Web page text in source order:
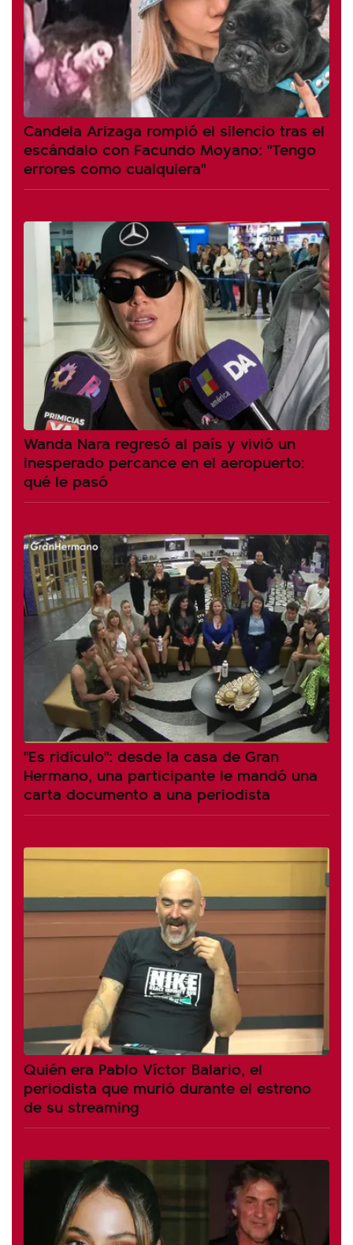
Candela Arizaga rompió el silencio tras el
escándalo con Facundo Moyano: "Tengo
errores como cualquiera"
Wanda Nara regresó al país y vivió un
inesperado percance en el aeropuerto:
qué le pasó
"Es ridículo": desde la casa de Gran
Hermano, una participante le mandó una
carta documento a una periodista
Quién era Pablo Víctor Balario, el
periodista que murió durante el estreno
de su streaming